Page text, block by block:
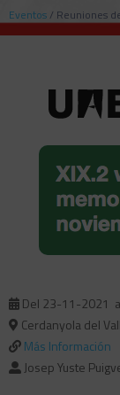
Eventos / Reuniones
Del 23-11-2021
Cerdanyola del
Más Información
Josep Yuste